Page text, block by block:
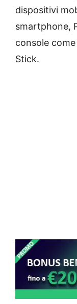
dispositivi
smartphone,
console
Stick.